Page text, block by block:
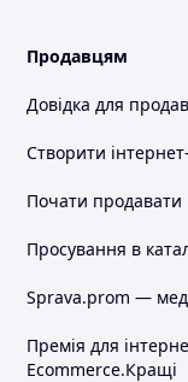
Продавцям
Довідка для
Створити
Почати продавати
Просування в
Sprava.prom —
Премія для
Ecommerce.Кращі